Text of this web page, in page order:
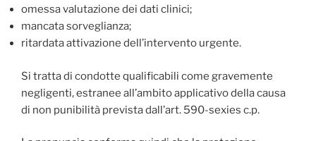
omessa valutazione dei dati clinici;
mancata sorveglianza;
ritardata attivazione dell’intervento urgente.
Si tratta di condotte qualificabili come gravemente
negligenti, estranee all’ambito applicativo della causa
di non punibilità prevista dall’art. 590-sexies c.p.